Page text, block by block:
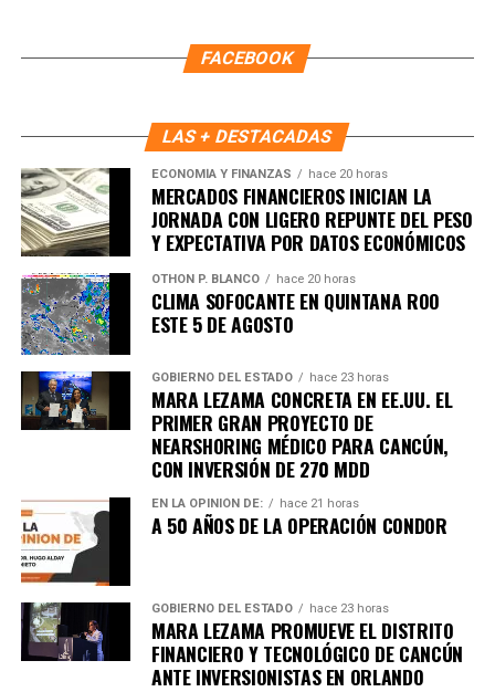
Recibe las noticias al instante
Únete al canal oficial de WhatsApp de
Quinto Podery recibe las noticias más
importantes de Quintana Roo directamente
en tu teléfono.
Unirme al canal de WhatsApp
FACEBOOK
LAS + DESTACADAS
ECONOMÍA Y FINANZAS hace 20 horas
MERCADOS FINANCIEROS INICIAN LA
JORNADA CON LIGERO REPUNTE DEL PESO
Y EXPECTATIVA POR DATOS ECONÓMICOS
OTHON P. BLANCO hace 20 horas
CLIMA SOFOCANTE EN QUINTANA ROO
ESTE 5 DE AGOSTO
GOBIERNO DEL ESTADO hace 23 horas
MARA LEZAMA CONCRETA EN EE.UU. EL
PRIMER GRAN PROYECTO DE
NEARSHORING MÉDICO PARA CANCÚN,
CON INVERSIÓN DE 270 MDD
EN LA OPINIÓN DE: hace 21 horas
A 50 AÑOS DE LA OPERACIÓN CONDOR
GOBIERNO DEL ESTADO hace 23 horas
MARA LEZAMA PROMUEVE EL DISTRITO
FINANCIERO Y TECNOLÓGICO DE CANCÚN
ANTE INVERSIONISTAS EN ORLANDO